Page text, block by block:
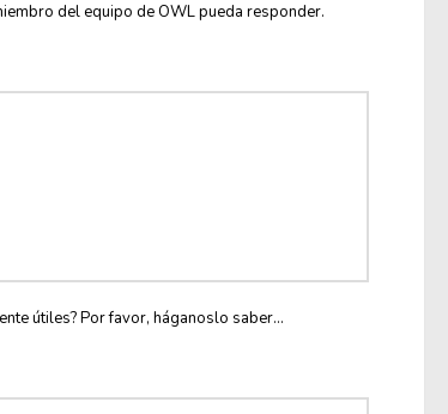
del equipo de OWL pueda responder.
útiles? Por favor, háganoslo saber...